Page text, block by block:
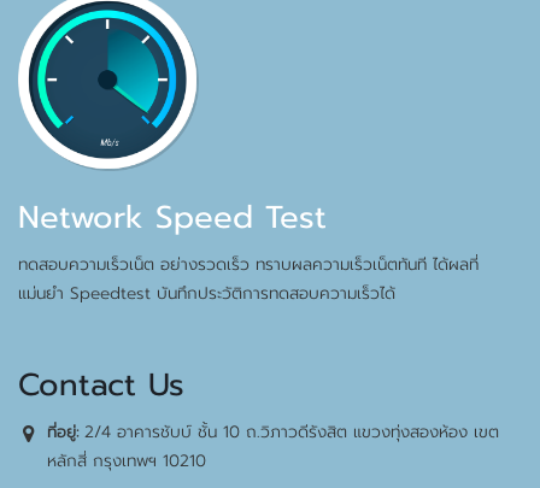
Network Speed Test
ทดสอบความเร็วเน็ต อย่างรวดเร็ว ทราบผลความเร็วเน็ตทันที ได้ผลที่
แม่นยำ Speedtest บันทึกประวัติการทดสอบความเร็วได้
Contact Us
ที่อยู่:2/4 อาคารชับบ์ ชั้น 10 ถ.วิภาวดีรังสิต แขวงทุ่งสองห้อง เขต
หลักสี่ กรุงเทพฯ 10210